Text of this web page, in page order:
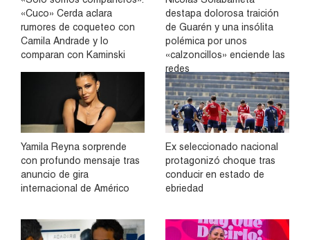
«Cuco» Cerda aclara
rumores de coqueteo con
Camila Andrade y lo
comparan con Kaminski
destapa dolorosa traición
de Guarén y una insólita
polémica por unos
«calzoncillos» enciende las
redes
Yamila Reyna sorprende
con profundo mensaje tras
anuncio de gira
internacional de Américo
Ex seleccionado nacional
protagonizó choque tras
conducir en estado de
ebriedad